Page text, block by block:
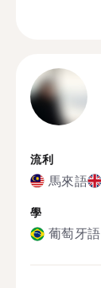
流利
馬來語
學
葡萄牙語